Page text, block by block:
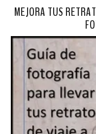
MEJORA TUS